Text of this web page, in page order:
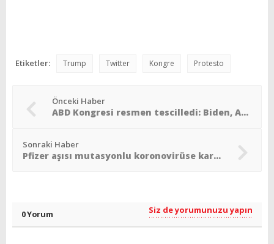
Etiketler: Trump Twitter Kongre Protesto
Önceki Haber
ABD Kongresi resmen tescilledi: Biden, ABD´nin yeni başkanı
Sonraki Haber
Pfizer aşısı mutasyonlu koronovirüse karşı etkili
0 Yorum Siz de yorumunuzu yapın